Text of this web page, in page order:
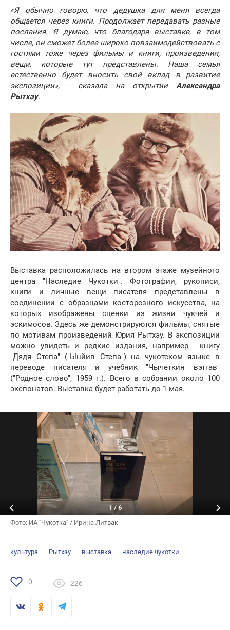
«Я обычно говорю, что дедушка для меня всегда
общается через книги. Продолжает передавать разные
послания. Я думаю, что благодаря выставке, в том
числе, он сможет более широко повзаимодействовать с
гостями тоже через фильмы и книги, произведения,
вещи, которые тут представлены. Наша семья
естественно будет вносить свой вклад в развитие
экспозиции», - сказала на открытии Александра
Рытхэу.
Выставка расположилась на втором этаже музейного
центра "Наследие Чукотки". Фотографии, рукописи,
книги и личные вещи писателя представлены в
соединении с образцами косторезного искусства, на
которых изображены сценки из жизни чукчей и
эскимосов. Здесь же демонстрируются фильмы, снятые
по мотивам произведений Юрия Рытхэу. В экспозиции
можно увидеть и редкие издания, например, книгу
"Дядя Степа" ("Ынйив Степа") на чукотском языке в
переводе писателя и учебник "Чычеткин вэтгав"
("Родное слово", 1959 г.). Всего в собрании около 100
экспонатов. Выставка будет работать до 1 мая.
Фото: ИА "Чукотка" / Ирина Литвак
1 / 6
культура Рытхэу выставка наследие чукотки
0 226